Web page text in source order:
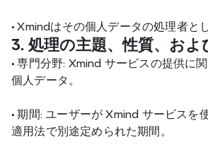
• Xmindはその個人データの処理者と
3. 処理の主題、性質、およ
• 専門分野: Xmind サービスの提供に
個人データ。
• 期間: ユーザーが Xmind サービスを
適用法で別途定められた期間。